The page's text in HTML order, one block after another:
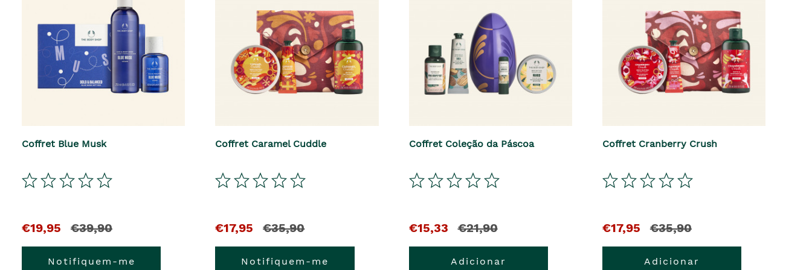
Coffret Blue Musk
El
precio
actual
€19,95
el
precio
€39,90
Notifiquem-me
Coffret Caramel Cuddle
El
precio
actual
€17,95
y
el
precio
€35,90
Notifiquem-me
Coffret Coleção da Páscoa
El
precio
€15,33
y
el
precio
€21,90
Adicionar
Coffret Cranberry Crush
El
precio
€17,95
y
el
precio
€35,90
Adicionar